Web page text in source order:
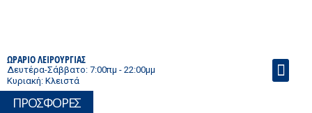
ΩΡΑΡΙΟ ΛΕΙΡΟΥΡΓΙΑΣ
Δευτέρα-Σάββατο: 7:00πμ - 22:00μμ
Κυριακή: Κλειστά
ΠΡΟΣΦΟΡΕΣ